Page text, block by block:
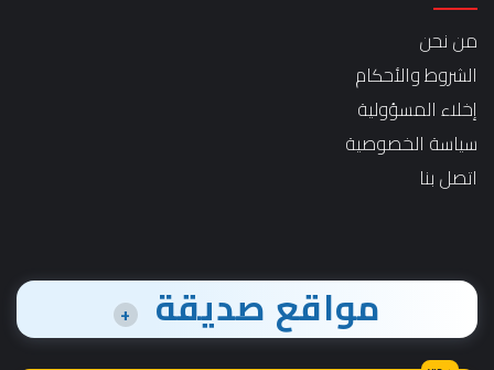
من نحن
الشروط والأحكام
إخلاء المسؤولية
سياسة الخصوصية
اتصل بنا
مواقع صديقة +